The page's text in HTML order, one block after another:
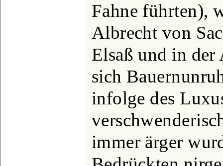
Fahne führten),
Albrecht von
Elsaß und in der
sich
infolge des
immer ärger